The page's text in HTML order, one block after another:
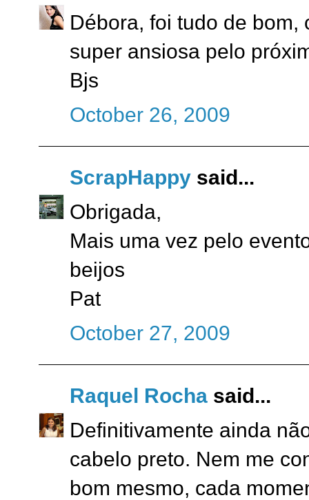
Débora, foi tudo de bom,
super ansiosa pelo
Bjs
October 26, 2009
ScrapHappy said...
Obrigada,
Mais uma vez pelo
beijos
Pat
October 27, 2009
Raquel Rocha said...
Definitivamente ainda
cabelo preto. Nem me
bom mesmo, cada